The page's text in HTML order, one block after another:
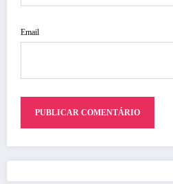
Email